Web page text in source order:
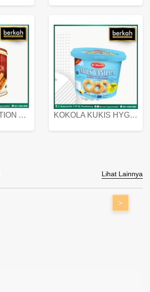
UBM CORONATION ASSORTED BISKUIT KALENG 450 GRAM KOKOLA KUKIS HYGIENIC MILK VANILLA PACK 320 GR
Lihat Lainnya
>